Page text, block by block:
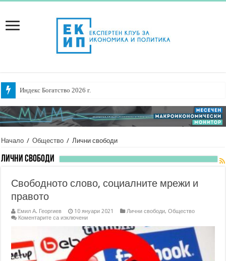
Индекс Богатство 2026 г.
Становище относно предложени промени в ППЗТМТМ касаещи вноса
Начало / Общество / Лични свободи
Лични свободи
Свободното слово, социалните мрежи и
правото
Емил А. Георгиев 10 януари 2021 Лични свободи,Общество
Коментарите са изключениза
слово,
социалните
правото